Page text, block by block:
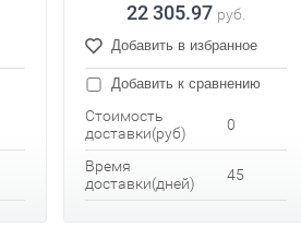
22 305.97 руб.
Добавить в избранное
Добавить к сравнению
Стоимость
доставки(руб)
0
Время
доставки(дней)
45